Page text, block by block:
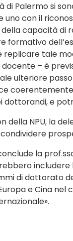
di Palermo si
uno con il
capacità di
formativo
replicare tale
– è
ulteriore
dottorandi, e
della NPU, la
la
di dottorato
e Cina nel
».
“Carlo